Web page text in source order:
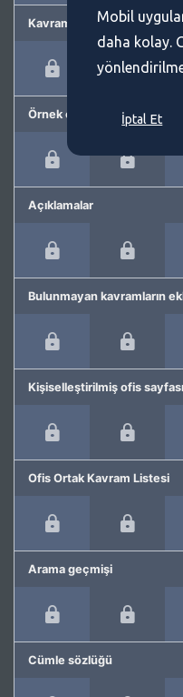
Kavram önerme
Örnek cümleler
Açıklamalar
Bulunmayan kavramların
Kişiselleştirilmiş ofis sayfası
Ofis Ortak Kavram Listesi
Arama geçmişi
Cümle sözlüğü
Mobil
daha kolay.
İptal Et